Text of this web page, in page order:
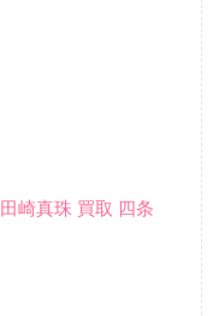
田崎真珠 買取 四条